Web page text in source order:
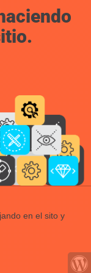
en el sito y